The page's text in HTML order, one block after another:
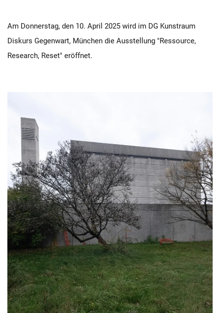
Am Donnerstag, den 10. April 2025 wird im DG Kunstraum
Diskurs Gegenwart, München die Ausstellung "Ressource,
Research, Reset" eröffnet.